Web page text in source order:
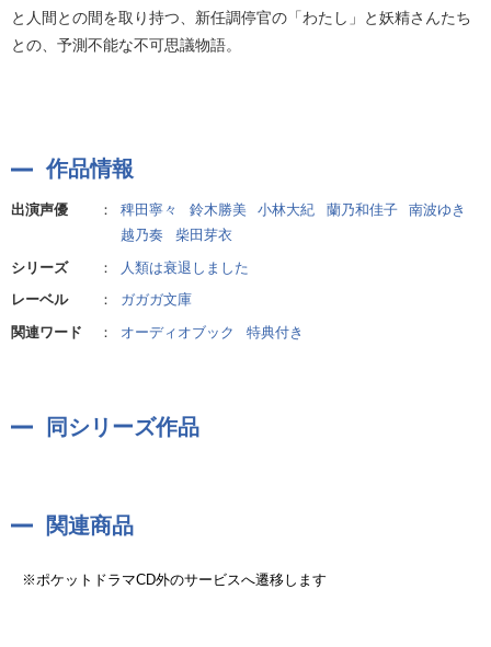
と人間との間を取り持つ、新任調停官の「わたし」と妖精さんたち
との、予測不能な不可思議物語。
作品情報
出演声優 ： 稗田寧々 鈴木勝美 小林大紀 蘭乃和佳子
南波ゆき
越乃奏
柴田芽衣
シリーズ
：
人類は衰退しました
レーベル
：
ガガガ文庫
関連ワード
： オーディオブック 特典付き
同シリーズ作品
関連商品
※ポケットドラマCD外のサービスへ遷移します